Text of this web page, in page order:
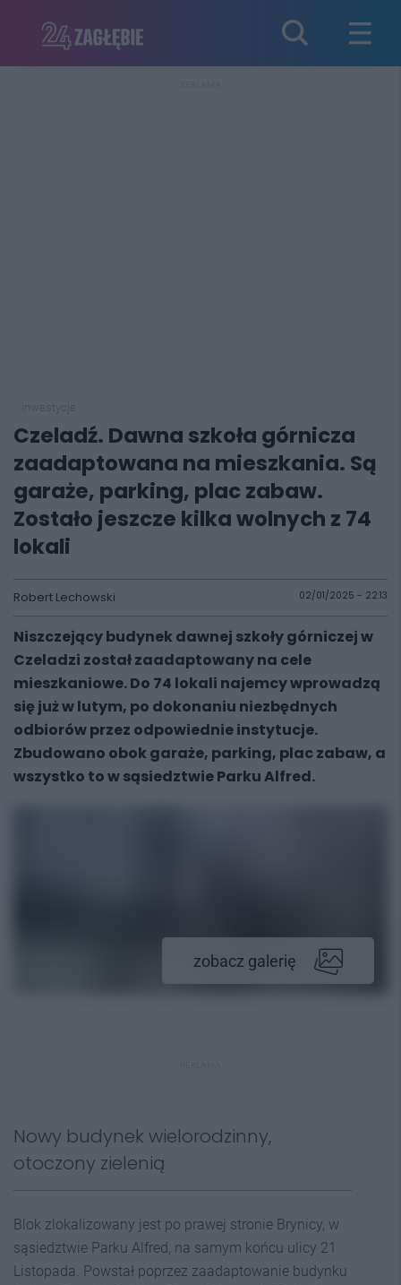
Czeladź. Dawna szkoła górnicza
zaadaptowana na mieszkania. Są
garaże, parking, plac zabaw.
Zostało jeszcze kilka wolnych z 74
lokali
Robert Lechowski 02/01/2025 - 22:13
Niszczejący budynek dawnej szkoły górniczej w
Czeladzi został zaadaptowany na cele
mieszkaniowe. Do 74 lokali najemcy wprowadzą
się już w lutym, po dokonaniu niezbędnych
odbiorów przez odpowiednie instytucje.
Zbudowano obok garaże, parking, plac zabaw, a
wszystko to w sąsiedztwie Parku Alfred.
zobacz galerię
Nowy budynek wielorodzinny,
otoczony zielenią
Blok zlokalizowany jest po prawej stronie Brynicy, w
sąsiedztwie Parku Alfred, na samym końcu ulicy 21
Listopada. Powstał poprzez zaadaptowanie budynku